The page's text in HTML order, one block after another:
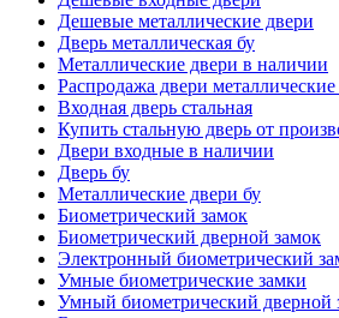
Дешевые металлические двери
Дверь металлическая бу
Металлические двери в наличии
Распродажа двери
Входная дверь стальная
Купить стальную дверь от
Двери входные в наличии
Дверь бу
Металлические двери бу
Биометрический замок
Биометрический дверной замок
Электронный биометрический
Умные биометрические замки
Умный биометрический дверной